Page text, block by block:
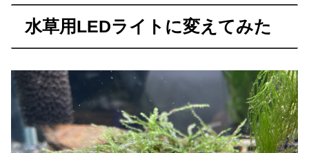
水草用LEDライトに変えてみた